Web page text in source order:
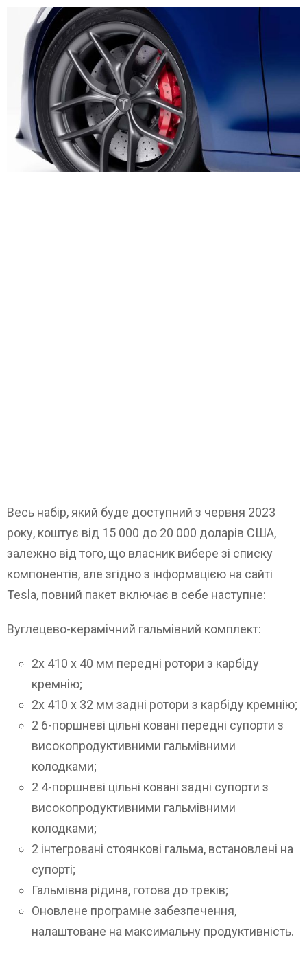
Весь набір, який буде доступний з червня 2023
року, коштує від 15 000 до 20 000 доларів США,
залежно від того, що власник вибере зі списку
компонентів, але згідно з інформацією на сайті
Tesla, повний пакет включає в себе наступне:
Вуглецево-керамічний гальмівний комплект:
2x 410 x 40 мм передні ротори з карбіду
кремнію;
2x 410 x 32 мм задні ротори з карбіду кремнію;
2 6-поршневі цільні ковані передні супорти з
високопродуктивними гальмівними
колодками;
2 4-поршневі цільні ковані задні супорти з
високопродуктивними гальмівними
колодками;
2 інтегровані стоянкові гальма, встановлені на
супорті;
Гальмівна рідина, готова до треків;
Оновлене програмне забезпечення,
налаштоване на максимальну продуктивність.